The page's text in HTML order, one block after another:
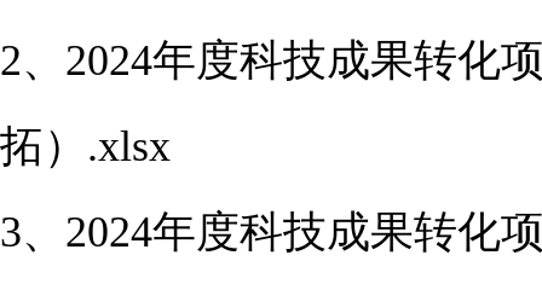
2、2024年度科技成果转化
拓）.xlsx
3、2024年度科技成果转化